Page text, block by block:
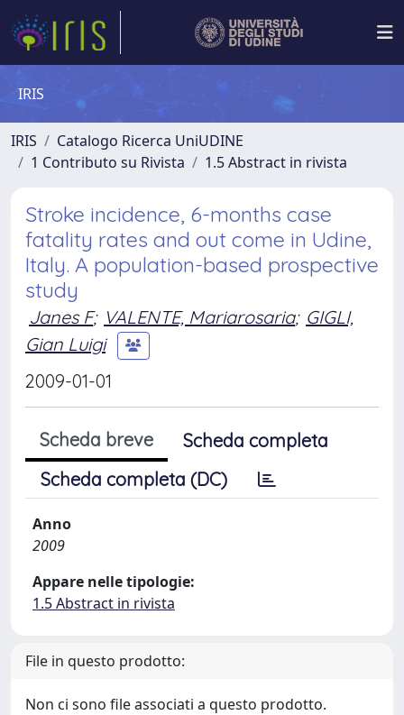
IRIS
IRIS
Catalogo Ricerca UniUDINE
1 Contributo su Rivista
1.5 Abstract in rivista
Stroke incidence, 6-months case
fatality rates and out come in Udine,
Italy. A population-based prospective
study
Janes F; VALENTE, Mariarosaria; GIGLI,
Gian Luigi
2009-01-01
Scheda breve
Scheda completa
Scheda completa (DC)
Anno
2009
Appare nelle tipologie:
1.5 Abstract in rivista
File in questo prodotto:
Non ci sono file associati a questo prodotto.